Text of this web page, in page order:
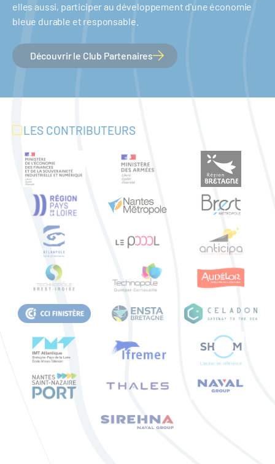
elles aussi, participer au développement d'une économie
bleue durable et responsable.
Découvrir le Club Partenaires
LES CONTRIBUTEURS